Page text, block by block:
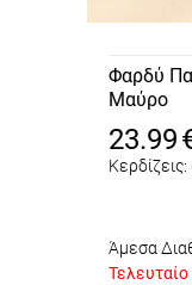
Φαρδύ
Μαύρο
23.99
Κερδίζεις:
Άμεσα
Τελευταίο